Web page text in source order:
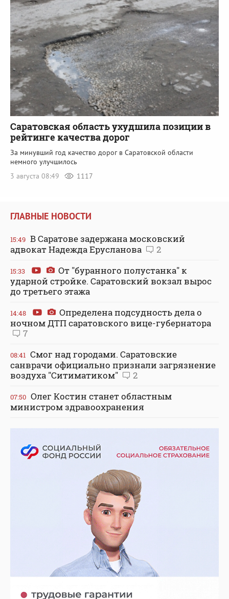
Саратовская область ухудшила позиции в
рейтинге качества дорог
За минувший год качество дорог в Саратовской области
немного улучшилось
3 августа 08:49
1117
ГЛАВНЫЕ НОВОСТИ
15:49 В Саратове задержана московский
адвокат Надежда Ерусланова
2
15:33
От "буранного полустанка" к
ударной стройке. Саратовский вокзал вырос
до третьего этажа
14:48
Определена подсудность дела о
ночном ДТП саратовского вице-губернатора
7
08:41 Смог над городами. Саратовские
санврачи официально признали загрязнение
воздуха "Ситиматиком"
2
07:50 Олег Костин станет областным
министром здравоохранения